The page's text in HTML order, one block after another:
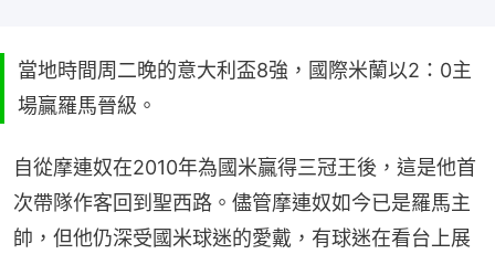
當地時間周二晚的意大利盃8強，國際米蘭以2：0主
場贏羅馬晉級。
自從摩連奴在2010年為國米贏得三冠王後，這是他首
次帶隊作客回到聖西路。儘管摩連奴如今已是羅馬主
帥，但他仍深受國米球迷的愛戴，有球迷在看台上展